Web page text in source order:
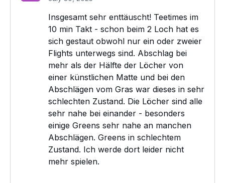
Insgesamt sehr enttäuscht! Teetimes im
10 min Takt - schon beim 2 Loch hat es
sich gestaut obwohl nur ein oder zweier
Flights unterwegs sind. Abschlag bei
mehr als der Hälfte der Löcher von
einer künstlichen Matte und bei den
Abschlägen vom Gras war dieses in sehr
schlechten Zustand. Die Löcher sind alle
sehr nahe bei einander - besonders
einige Greens sehr nahe an manchen
Abschlägen. Greens in schlechtem
Zustand. Ich werde dort leider nicht
mehr spielen.